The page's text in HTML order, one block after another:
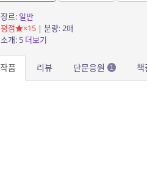
장르: 일반
평점
×15| 분량: 2매
소개: 5 더보기
작품 리뷰 단문응원 1 책